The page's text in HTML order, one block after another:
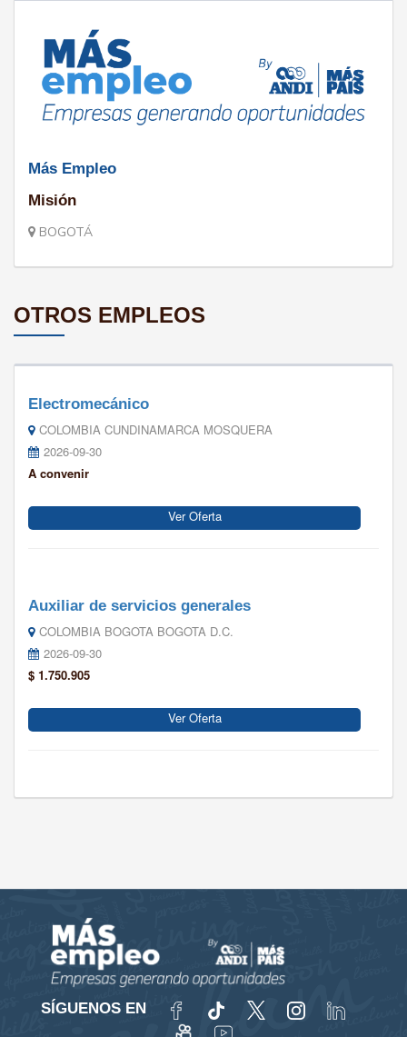
Más Empleo
Misión
BOGOTÁ
OTROS EMPLEOS
Electromecánico
COLOMBIA CUNDINAMARCA MOSQUERA
2026-09-30
A convenir
Ver Oferta
Auxiliar de servicios generales
COLOMBIA BOGOTA BOGOTA D.C.
2026-09-30
$ 1.750.905
Ver Oferta
SÍGUENOS EN